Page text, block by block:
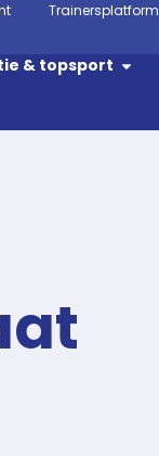
Trainersplatform
& topsport